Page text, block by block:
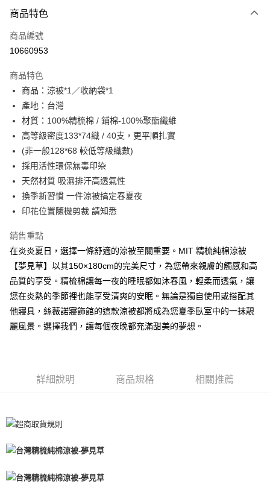
信用卡一次付款
超商取貨付款
Apple Pay
街口支付
悠遊付
全盈+PAY
ATM付款
運送方式
每筆NT$60，滿NT$599(含以上)免運費
離島-全家取貨付款
每筆NT$60
付款後全家取貨
離島7-11取貨付款
付款後7-11取貨
宅配(包含郵寄包裹/大型物件運費另計)
每筆NT$100，滿NT$1,500(含以上)免運費
商品特色
商品編號
10660953
商品特色
商品：涼被*1／收納袋*1
產地：台灣
材質：100%精梳棉 / 鋪棉-100%聚酯纖維
高等級密度133*74織 / 40支，更平順扎實
(非一般128*68 較低等級織數)
採用活性環保無毒印染
天然材質 吸濕排汗高透氣性
換季新習慣 一件涼被搞定春夏夜
印花位置隨機剪裁 請知悉
銷售重點
在炎炎夏日，選擇一條舒適的涼被至關重要。MIT 精梳純棉涼被
【夢見草】以其150×180cm的完美尺寸，為您帶來親膚的觸感和高
品質的享受。精梳棉讓每一夜的睡眠都如沐春風，輕柔而透氣，讓
您在炎熱的季節裡也能享受清爽的安眠。無論是獨自使用或搭配其
他寢具，絲薇諾寢飾館的這款涼被都將成為您夏季臥室中的一抹靚
麗風景。選擇我們，讓每個夜晚都充滿甜美的夢想。
詳細說明 商品規格 相關推薦